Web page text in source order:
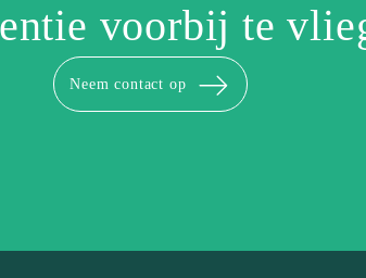
voorbij te
Neem contact op